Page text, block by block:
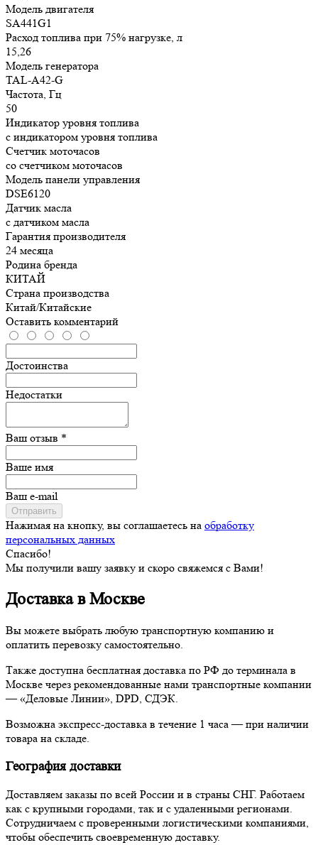
Модель двигателя
SA441G1
Расход топлива при 75% нагрузке, л
15,26
Модель генератора
TAL-A42-G
Частота, Гц
50
Индикатор уровня топлива
с индикатором уровня топлива
Счетчик моточасов
со счетчиком моточасов
Модель панели управления
DSE6120
Датчик масла
с датчиком масла
Гарантия производителя
24 месяца
Родина бренда
КИТАЙ
Страна производства
Китай/Китайские
Оставить комментарий
Достоинства
Недостатки
Ваш отзыв *
Ваше имя
Ваш e-mail
Отправить
Нажимая на кнопку, вы соглашаетесь на обработку
персональных данных
Спасибо!
Мы получили вашу заявку и скоро свяжемся с Вами!
Доставка в Москве
Вы можете выбрать любую транспортную компанию и
оплатить перевозку самостоятельно.
Также доступна бесплатная доставка по РФ до терминала в
Москве через рекомендованные нами транспортные компании
— «Деловые Линии», DPD, СДЭК.
Возможна экспресс-доставка в течение 1 часа — при наличии
товара на складе.
География доставки
Доставляем заказы по всей России и в страны СНГ. Работаем
как с крупными городами, так и с удаленными регионами.
Сотрудничаем с проверенными логистическими компаниями,
чтобы обеспечить своевременную доставку.